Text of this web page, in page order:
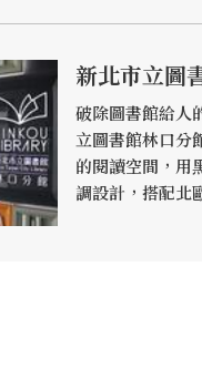
新北市立圖
破除圖書館給人
立圖書館林口分
的閱讀空間，用
調設計，搭配北